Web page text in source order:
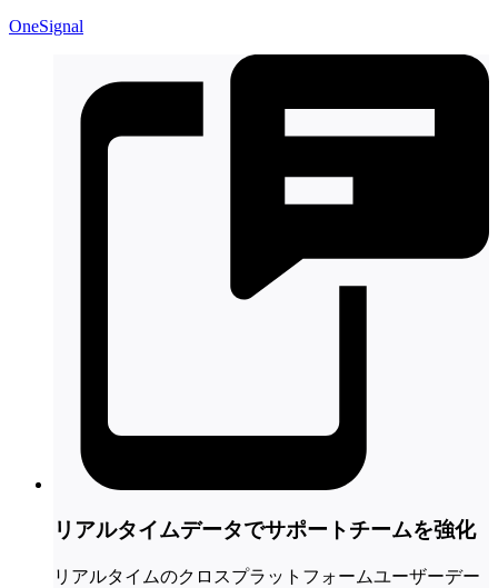
OneSignal
リアルタイムデータでサポートチームを強化
リアルタイムのクロスプラットフォームユーザーデー